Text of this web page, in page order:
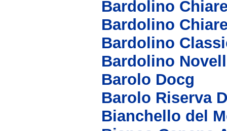
Bardolino
Bardolino
Bardolino
Bardolino
Barolo Docg
Barolo Riserva
Bianchello del